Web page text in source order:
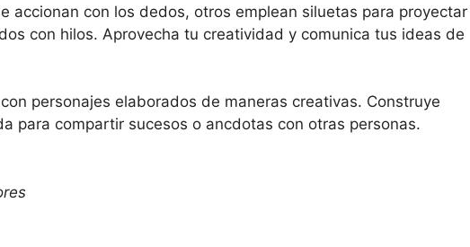
accionan con los dedos, otros emplean siluetas para proyectar
con hilos. Aprovecha tu creatividad y comunica tus ideas de
personajes elaborados de maneras creativas. Construye
para compartir sucesos o ancdotas con otras personas.